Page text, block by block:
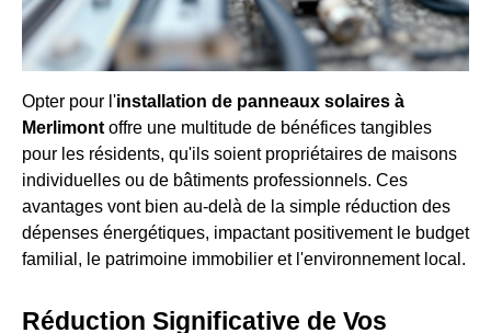
Opter pour l'installation de panneaux solaires à
Merlimont offre une multitude de bénéfices tangibles
pour les résidents, qu'ils soient propriétaires de maisons
individuelles ou de bâtiments professionnels. Ces
avantages vont bien au-delà de la simple réduction des
dépenses énergétiques, impactant positivement le budget
familial, le patrimoine immobilier et l'environnement local.
Réduction Significative de Vos